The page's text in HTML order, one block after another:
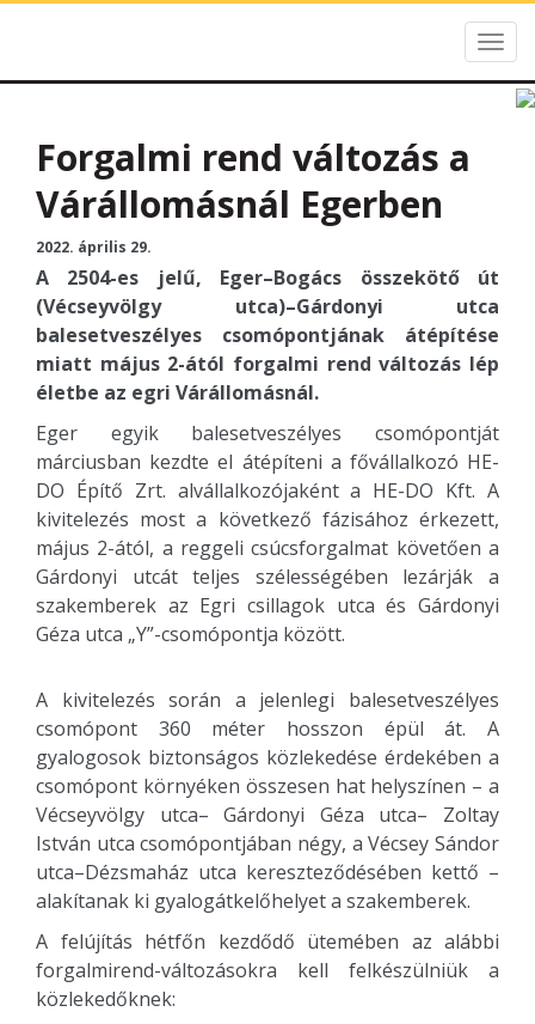
Forgalmi rend változás a
Várállomásnál Egerben
2022. április 29.
A 2504-es jelű, Eger–Bogács összekötő út
(Vécseyvölgy utca)–Gárdonyi utca
balesetveszélyes csomópontjának átépítése
miatt május 2-ától forgalmi rend változás lép
életbe az egri Várállomásnál.
Eger egyik balesetveszélyes csomópontját
márciusban kezdte el átépíteni a fővállalkozó HE-
DO Építő Zrt. alvállalkozójaként a HE-DO Kft. A
kivitelezés most a következő fázisához érkezett,
május 2-ától, a reggeli csúcsforgalmat követően a
Gárdonyi utcát teljes szélességében lezárják a
szakemberek az Egri csillagok utca és Gárdonyi
Géza utca „Y”-csomópontja között.
A kivitelezés során a jelenlegi balesetveszélyes
csomópont 360 méter hosszon épül át. A
gyalogosok biztonságos közlekedése érdekében a
csomópont környéken összesen hat helyszínen – a
Vécseyvölgy utca– Gárdonyi Géza utca– Zoltay
István utca csomópontjában négy, a Vécsey Sándor
utca–Dézsmaház utca kereszteződésében kettő –
alakítanak ki gyalogátkelőhelyet a szakemberek.
A felújítás hétfőn kezdődő ütemében az alábbi
forgalmirend-változásokra kell felkészülniük a
közlekedőknek: